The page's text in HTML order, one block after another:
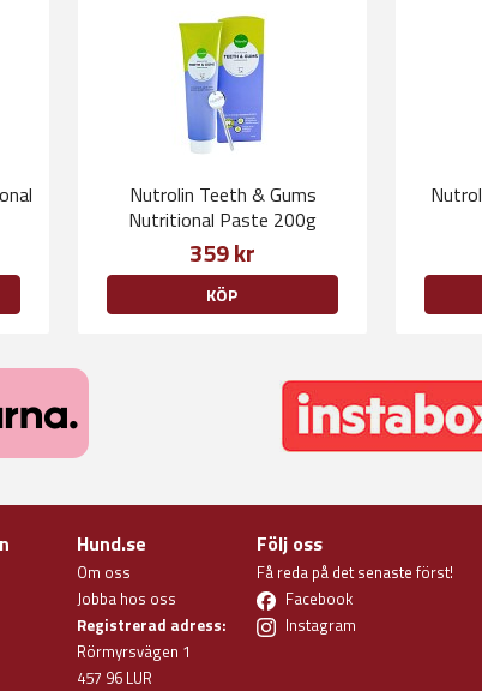
Nutrolin Teeth & Gums
Nutritional Paste 200g
359 kr
KÖP
Hund.se
Om oss
Jobba hos oss
Registrerad adress:
Rörmyrsvägen 1
457 96 LUR
Följ oss
Få reda på det senaste först!
Facebook
Instagram